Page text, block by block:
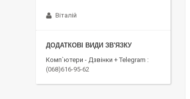
Віталій
Комп`ютери - Дзвінки + Telegram
(068)616-95-62